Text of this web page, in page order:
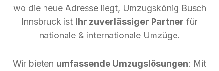
wo die neue Adresse liegt, Umzugskönig Busch
Innsbruck ist Ihr zuverlässiger Partner für
nationale & internationale Umzüge.
Wir bieten umfassende Umzugslösungen: Mit